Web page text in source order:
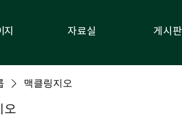
지 자료실 게시판
맥클링지오
오